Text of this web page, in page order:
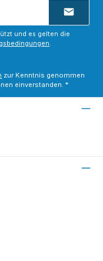
und es gelten die
.
zur Kenntnis genommen
einverstanden. *